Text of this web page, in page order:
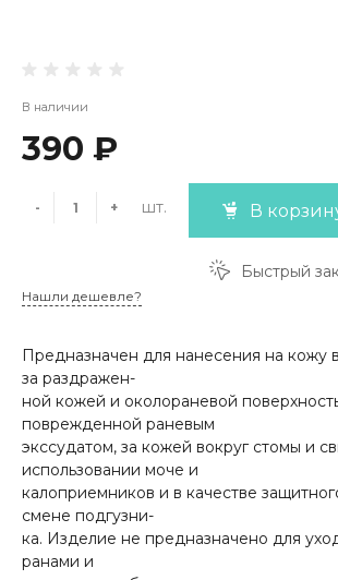
В наличии
390 ₽
- + шт. В
Быстрый
Нашли дешевле?
Предназначен для нанесения на кожу
за раздражен-
ной кожей и околораневой
поврежденной раневым
экссудатом, за кожей вокруг стомы и
использовании моче и
калоприемников и в качестве
смене подгузни-
ка. Изделие не предназначено для
ранами и